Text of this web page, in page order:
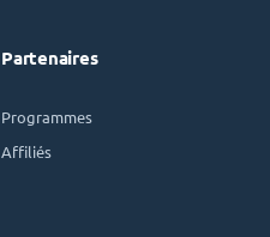
Partenaires
Programmes
Affiliés